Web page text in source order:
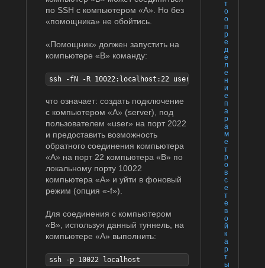
т
о
о
п
р
е
д
е
л
е
н
и
е
п
а
р
а
м
е
т
р
о
в
с
е
т
е
в
о
й
к
а
р
т
ы
по SSH с компьютером «A». Но без
«помощника» не обойтись.
«Помощник» должен запустить на
компьютере «B» команду:
ssh -fN -R 10022:localhost:22 user@server -p 2022
что означает: создать подключение
с компьютером «A» (server), под
пользователем «user» на порт 2022
и предоставить возможность
обратного соединения компьютера
«A» на порт 22 компьютера «B» по
локальному порту 10022
компьютера «A» и уйти в фоновый
режим (опция «-f»).
Для соединения с компьютером
«B», используя данный туннель, на
компьютере «A» выполнить:
ssh -p 10022 localhost